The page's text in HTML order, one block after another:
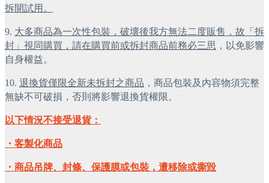
拆開試用。
9. 大多商品為一次性包裝，破壞後我方無法二度販售，故「拆
封」視同購買，請在購買前或拆封商品前務必三思 ，以免影響
自身權益。
10. 退換貨僅限全新未拆封之商品 ，商品包裝及內容物須完整
無缺不可破損，否則將影響退換貨權限。
以下情況不接受退貨：
・客製化商品
・商品吊牌、封條、保護膜或包裝，遭移除或撕毀